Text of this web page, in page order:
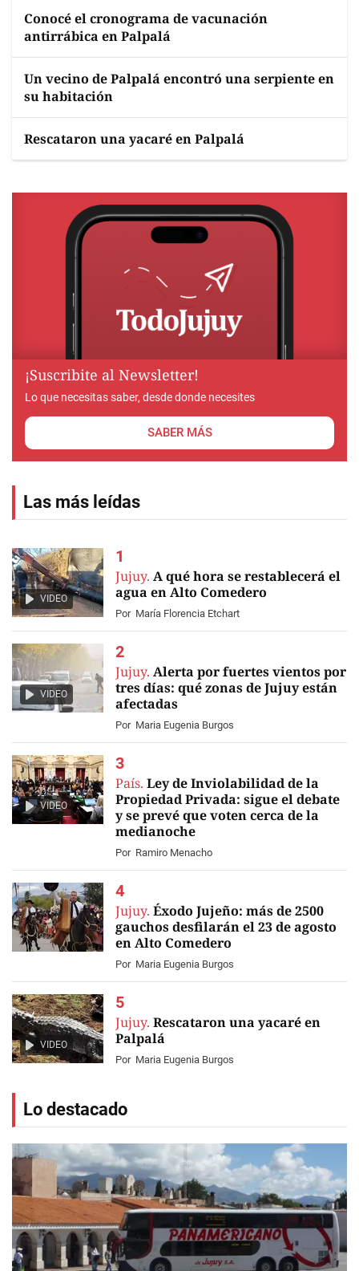
Conocé el cronograma de vacunación
antirrábica en Palpalá
Un vecino de Palpalá encontró una serpiente en
su habitación
Rescataron una yacaré en Palpalá
¡Suscribite al Newsletter!
Lo que necesitas saber, desde donde necesites
SABER MÁS
Las más leídas
VIDEO
Jujuy. A qué hora se restablecerá el
agua en Alto Comedero
Por María Florencia Etchart
VIDEO
Jujuy. Alerta por fuertes vientos por
tres días: qué zonas de Jujuy están
afectadas
Por Maria Eugenia Burgos
VIDEO
País. Ley de Inviolabilidad de la
Propiedad Privada: sigue el debate
y se prevé que voten cerca de la
medianoche
Por Ramiro Menacho
Jujuy. Éxodo Jujeño: más de 2500
gauchos desfilarán el 23 de agosto
en Alto Comedero
Por Maria Eugenia Burgos
VIDEO
Jujuy. Rescataron una yacaré en
Palpalá
Por Maria Eugenia Burgos
Lo destacado